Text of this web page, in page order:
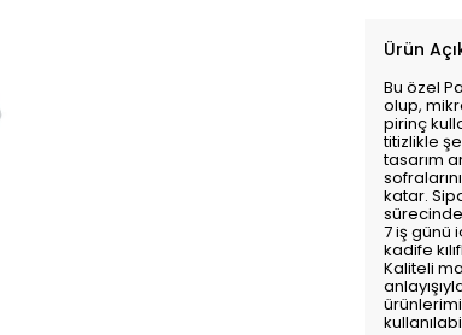
Ürün
Bu özel
olup,
pirinç
titizlikle
tasarım
katar.
7 iş günü
kadife
Kaliteli